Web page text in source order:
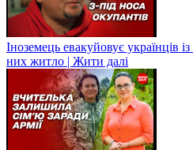
Іноземець евакуйовує українців
них житло | Жити далі